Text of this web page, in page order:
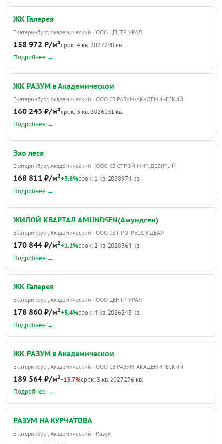
ЖК Галерея
Екатеринбург, Академический · ООО ЦЕНТР УРАЛ
158 972 ₽/м²срок: 4 кв. 2027228 кв.
Подробнее →
ЖК РАЗУМ в Академическом
Екатеринбург, Академический · ООО СЗ РАЗУМ-АКАДЕМИЧЕСКИЙ
160 243 ₽/м²срок: 3 кв. 2026151 кв.
Подробнее →
Эхо леса
Екатеринбург, Академический · ООО СЗ СТРОЙ МИР. ДЕВЯТЫЙ
168 811 ₽/м²+3.8%срок: 1 кв. 2028974 кв.
Подробнее →
ЖИЛОЙ КВАРТАЛ AMUNDSEN(Амундсен)
Екатеринбург, Академический · ООО СЗ ПРОГРЕСС ИДЕАЛ
170 844 ₽/м²+1.1%срок: 2 кв. 2028364 кв.
Подробнее →
ЖК Галерея
Екатеринбург, Академический · ООО ЦЕНТР УРАЛ
178 860 ₽/м²+5.4%срок: 4 кв. 2026243 кв.
Подробнее →
ЖК РАЗУМ в Академическом
Екатеринбург, Академический · ООО СЗ РАЗУМ-АКАДЕМИЧЕСКИЙ
189 564 ₽/м²-13.7%срок: 3 кв. 2027276 кв.
Подробнее →
РАЗУМ НА КУРЧАТОВА
Екатеринбург, Академический · Разум